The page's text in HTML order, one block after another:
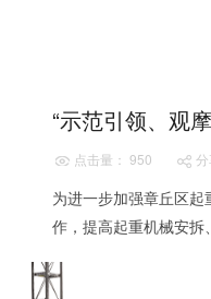
点击量： 950
为进一步加强章丘区起
作，提高起重机械安拆
起重设备监督科组织章